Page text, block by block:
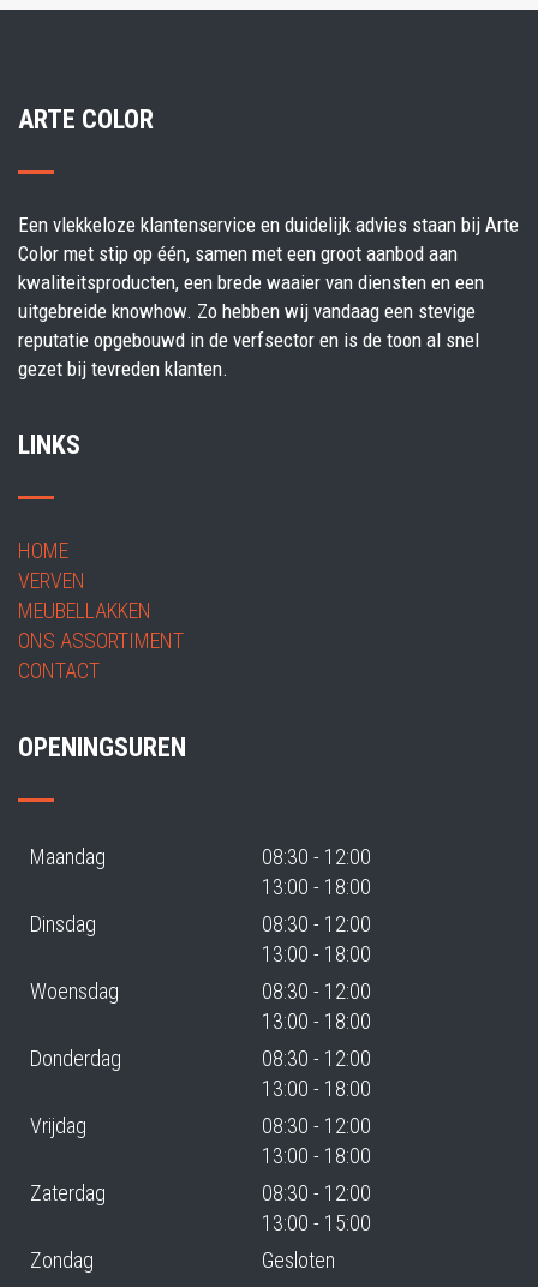
ARTE COLOR
Een vlekkeloze klantenservice en duidelijk advies staan bij Arte
Color met stip op één, samen met een groot aanbod aan
kwaliteitsproducten, een brede waaier van diensten en een
uitgebreide knowhow. Zo hebben wij vandaag een stevige
reputatie opgebouwd in de verfsector en is de toon al snel
gezet bij tevreden klanten.
LINKS
HOME
VERVEN
MEUBELLAKKEN
ONS ASSORTIMENT
CONTACT
OPENINGSUREN
Maandag
08:30 - 12:00
13:00 - 18:00
Dinsdag
08:30 - 12:00
13:00 - 18:00
Woensdag
08:30 - 12:00
13:00 - 18:00
Donderdag
08:30 - 12:00
13:00 - 18:00
Vrijdag
08:30 - 12:00
13:00 - 18:00
Zaterdag
08:30 - 12:00
13:00 - 15:00
Zondag
Gesloten